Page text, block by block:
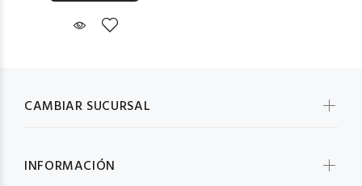
CAMBIAR SUCURSAL
INFORMACIÓN